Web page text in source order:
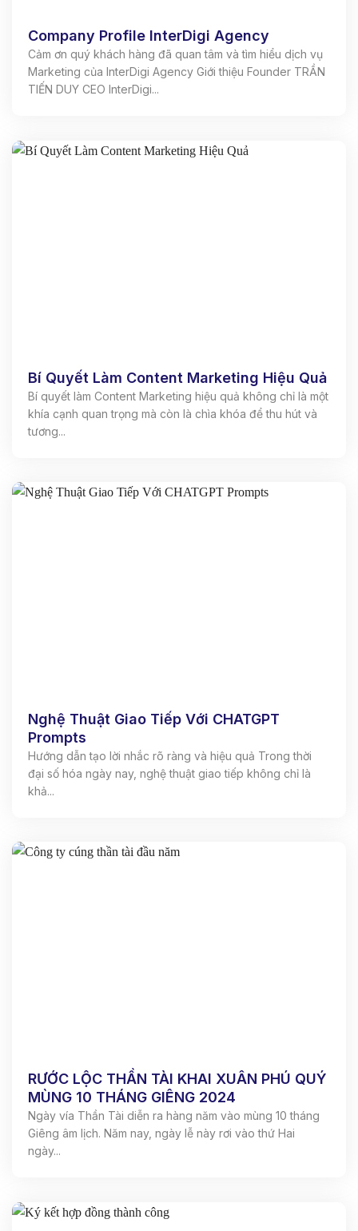
Company Profile InterDigi Agency
Cảm ơn quý khách hàng đã quan tâm và tìm hiểu dịch vụ
Marketing của InterDigi Agency Giới thiệu Founder TRẦN
TIẾN DUY CEO InterDigi...
Bí Quyết Làm Content Marketing Hiệu Quả
Bí quyết làm Content Marketing hiệu quả không chỉ là một
khía cạnh quan trọng mà còn là chìa khóa để thu hút và
tương...
Nghệ Thuật Giao Tiếp Với CHATGPT
Prompts
Hướng dẫn tạo lời nhắc rõ ràng và hiệu quả Trong thời
đại số hóa ngày nay, nghệ thuật giao tiếp không chỉ là
khả...
RƯỚC LỘC THẦN TÀI KHAI XUÂN PHÚ QUÝ
MÙNG 10 THÁNG GIÊNG 2024
Ngày vía Thần Tài diễn ra hàng năm vào mùng 10 tháng
Giêng âm lịch. Năm nay, ngày lễ này rơi vào thứ Hai
ngày...